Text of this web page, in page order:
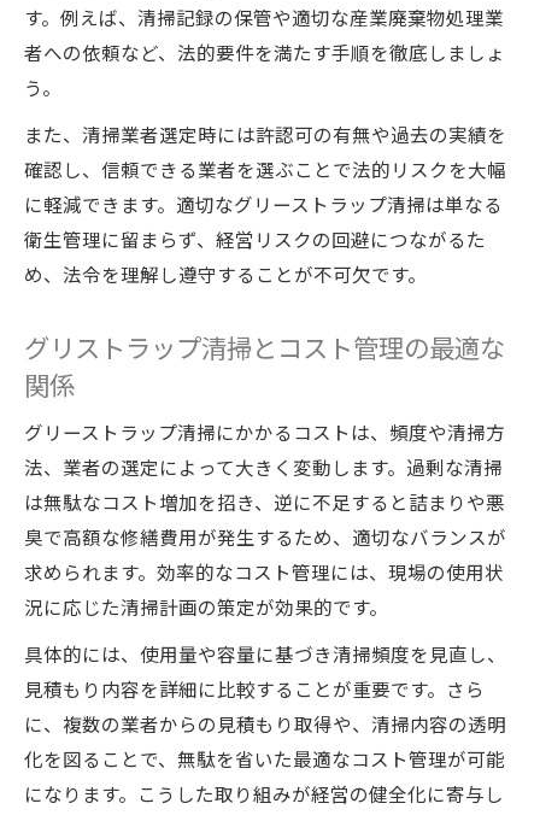
す。例えば、清掃記録の保管や適切な産業廃棄物処理業
者への依頼など、法的要件を満たす手順を徹底しましょ
う。
また、清掃業者選定時には許認可の有無や過去の実績を
確認し、信頼できる業者を選ぶことで法的リスクを大幅
に軽減できます。適切なグリーストラップ清掃は単なる
衛生管理に留まらず、経営リスクの回避につながるた
め、法令を理解し遵守することが不可欠です。
グリストラップ清掃とコスト管理の最適な
関係
グリーストラップ清掃にかかるコストは、頻度や清掃方
法、業者の選定によって大きく変動します。過剰な清掃
は無駄なコスト増加を招き、逆に不足すると詰まりや悪
臭で高額な修繕費用が発生するため、適切なバランスが
求められます。効率的なコスト管理には、現場の使用状
況に応じた清掃計画の策定が効果的です。
具体的には、使用量や容量に基づき清掃頻度を見直し、
見積もり内容を詳細に比較することが重要です。さら
に、複数の業者からの見積もり取得や、清掃内容の透明
化を図ることで、無駄を省いた最適なコスト管理が可能
になります。こうした取り組みが経営の健全化に寄与し